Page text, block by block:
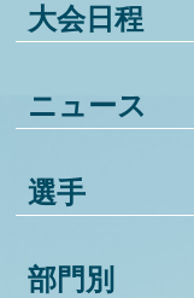
大会日程
ニュース
選手
部門別